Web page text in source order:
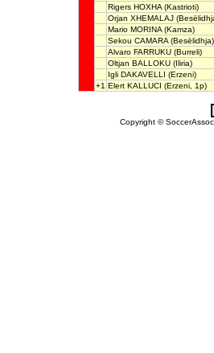
Rigers HOXHA (Kastrioti)
Orjan XHEMALAJ
Mario MORINA (Kamza)
Sekou CAMARA (Besëlidhja)
Alvaro FARRUKU (Burreli)
Oltjan BALLOKU (Iliria)
Igli DAKAVELLI (Erzeni)
+1 Elert KALLUCI (Erzeni, 1p)
Copyright ©